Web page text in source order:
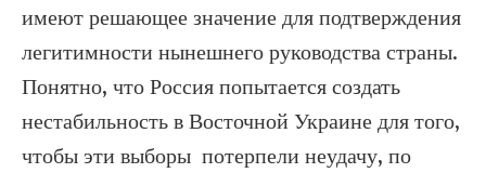
имеют решающее значение для подтверждения
легитимности нынешнего руководства страны.
Понятно, что Россия попытается создать
нестабильность в Восточной Украине для того,
чтобы эти выборы потерпели неудачу, по